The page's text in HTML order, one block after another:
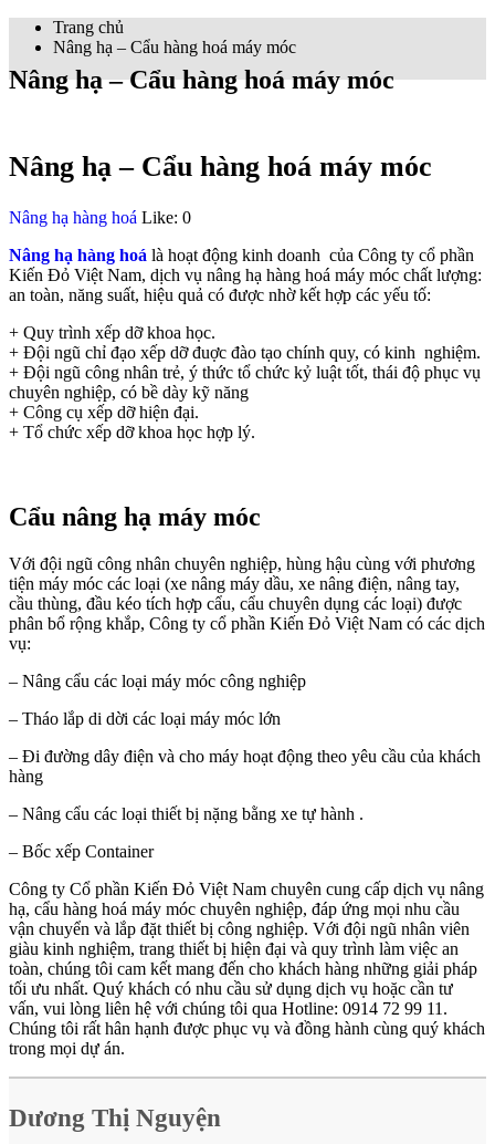
Trang chủ
Nâng hạ – Cẩu hàng hoá máy móc
Nâng hạ – Cẩu hàng hoá máy móc
Nâng hạ – Cẩu hàng hoá máy móc
Nâng hạ hàng hoá Like: 0
Nâng hạ hàng hoá là hoạt động kinh doanh của Công ty cổ phần
Kiến Đỏ Việt Nam, dịch vụ nâng hạ hàng hoá máy móc chất lượng:
an toàn, năng suất, hiệu quả có được nhờ kết hợp các yếu tố:
+ Quy trình xếp dỡ khoa học.
+ Đội ngũ chỉ đạo xếp dỡ đuợc đào tạo chính quy, có kinh nghiệm.
+ Đội ngũ công nhân trẻ, ý thức tổ chức kỷ luật tốt, thái độ phục vụ
chuyên nghiệp, có bề dày kỹ năng
+ Công cụ xếp dỡ hiện đại.
+ Tổ chức xếp dỡ khoa học hợp lý.
Cẩu nâng hạ máy móc
Với đội ngũ công nhân chuyên nghiệp, hùng hậu cùng với phương
tiện máy móc các loại (xe nâng máy dầu, xe nâng điện, nâng tay,
cầu thùng, đầu kéo tích hợp cẩu, cẩu chuyên dụng các loại) được
phân bổ rộng khắp, Công ty cổ phần Kiến Đỏ Việt Nam có các dịch
vụ:
– Nâng cẩu các loại máy móc công nghiệp
– Tháo lắp di dời các loại máy móc lớn
– Đi đường dây điện và cho máy hoạt động theo yêu cầu của khách
hàng
– Nâng cẩu các loại thiết bị nặng bằng xe tự hành .
– Bốc xếp Container
Công ty Cổ phần Kiến Đỏ Việt Nam chuyên cung cấp dịch vụ nâng
hạ, cẩu hàng hoá máy móc chuyên nghiệp, đáp ứng mọi nhu cầu
vận chuyển và lắp đặt thiết bị công nghiệp. Với đội ngũ nhân viên
giàu kinh nghiệm, trang thiết bị hiện đại và quy trình làm việc an
toàn, chúng tôi cam kết mang đến cho khách hàng những giải pháp
tối ưu nhất. Quý khách có nhu cầu sử dụng dịch vụ hoặc cần tư
vấn, vui lòng liên hệ với chúng tôi qua Hotline: 0914 72 99 11.
Chúng tôi rất hân hạnh được phục vụ và đồng hành cùng quý khách
trong mọi dự án.
Dương Thị Nguyện